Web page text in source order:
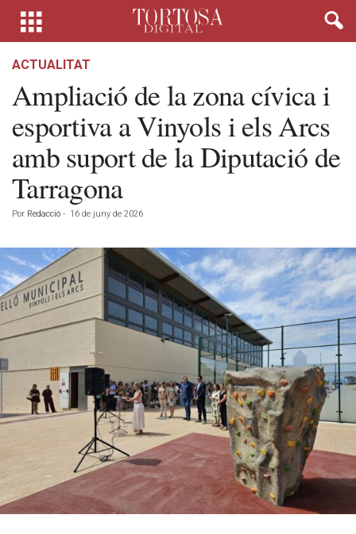
ACTUALITAT
Ampliació de la zona cívica i
esportiva a Vinyols i els Arcs
amb suport de la Diputació de
Tarragona
Por Redacció - 16 de juny de 2026